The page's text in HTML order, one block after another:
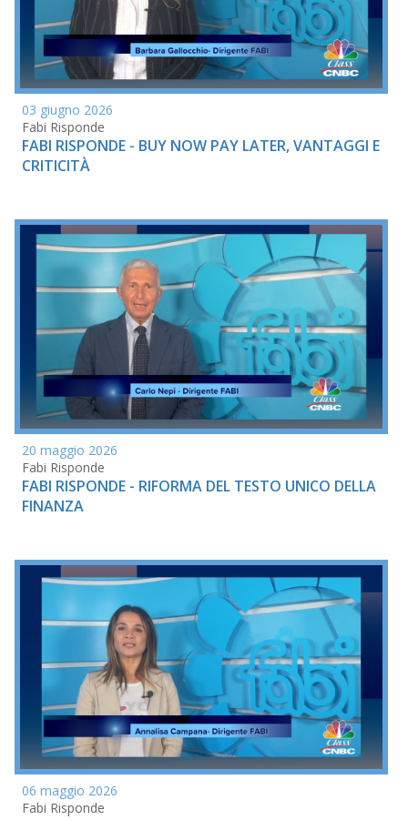
03 giugno 2026
Fabi Risponde
FABI RISPONDE - BUY NOW PAY LATER, VANTAGGI E
CRITICITÀ
20 maggio 2026
Fabi Risponde
FABI RISPONDE - RIFORMA DEL TESTO UNICO DELLA
FINANZA
06 maggio 2026
Fabi Risponde